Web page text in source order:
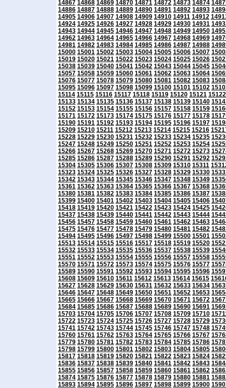
14867 14868 14869 14870 14871 14872 14873 14874
14886 14887 14888 14889 14890 14891 14892 14893
14905 14906 14907 14908 14909 14910 14911 14912
14924 14925 14926 14927 14928 14929 14930 14931
14943 14944 14945 14946 14947 14948 14949 14950
14962 14963 14964 14965 14966 14967 14968 14969
14981 14982 14983 14984 14985 14986 14987 14988
15000 15001 15002 15003 15004 15005 15006 15007
15019 15020 15021 15022 15023 15024 15025 15026
15038 15039 15040 15041 15042 15043 15044 15045
15057 15058 15059 15060 15061 15062 15063 15064
15076 15077 15078 15079 15080 15081 15082 15083
15095 15096 15097 15098 15099 15100 15101 15102
15114 15115 15116 15117 15118 15119 15120 15121 15122
15133 15134 15135 15136 15137 15138 15139 15140
15152 15153 15154 15155 15156 15157 15158 15159
15171 15172 15173 15174 15175 15176 15177 15178
15190 15191 15192 15193 15194 15195 15196 15197
15209 15210 15211 15212 15213 15214 15215 15216
15228 15229 15230 15231 15232 15233 15234 15235
15247 15248 15249 15250 15251 15252 15253 15254
15266 15267 15268 15269 15270 15271 15272 15273
15285 15286 15287 15288 15289 15290 15291 15292
15304 15305 15306 15307 15308 15309 15310 15311
15323 15324 15325 15326 15327 15328 15329 15330
15342 15343 15344 15345 15346 15347 15348 15349
15361 15362 15363 15364 15365 15366 15367 15368
15380 15381 15382 15383 15384 15385 15386 15387
15399 15400 15401 15402 15403 15404 15405 15406
15418 15419 15420 15421 15422 15423 15424 15425
15437 15438 15439 15440 15441 15442 15443 15444
15456 15457 15458 15459 15460 15461 15462 15463
15475 15476 15477 15478 15479 15480 15481 15482
15494 15495 15496 15497 15498 15499 15500 15501
15513 15514 15515 15516 15517 15518 15519 15520
15532 15533 15534 15535 15536 15537 15538 15539
15551 15552 15553 15554 15555 15556 15557 15558
15570 15571 15572 15573 15574 15575 15576 15577
15589 15590 15591 15592 15593 15594 15595 15596
15608 15609 15610 15611 15612 15613 15614 15615
15627 15628 15629 15630 15631 15632 15633 15634
15646 15647 15648 15649 15650 15651 15652 15653
15665 15666 15667 15668 15669 15670 15671 15672
15684 15685 15686 15687 15688 15689 15690 15691
15703 15704 15705 15706 15707 15708 15709 15710
15722 15723 15724 15725 15726 15727 15728 15729
15741 15742 15743 15744 15745 15746 15747 15748
15760 15761 15762 15763 15764 15765 15766 15767
15779 15780 15781 15782 15783 15784 15785 15786
15798 15799 15800 15801 15802 15803 15804 15805
15817 15818 15819 15820 15821 15822 15823 15824
15836 15837 15838 15839 15840 15841 15842 15843
15855 15856 15857 15858 15859 15860 15861 15862
15874 15875 15876 15877 15878 15879 15880 15881
15893 15894 15895 15896 15897 15898 15899 15900